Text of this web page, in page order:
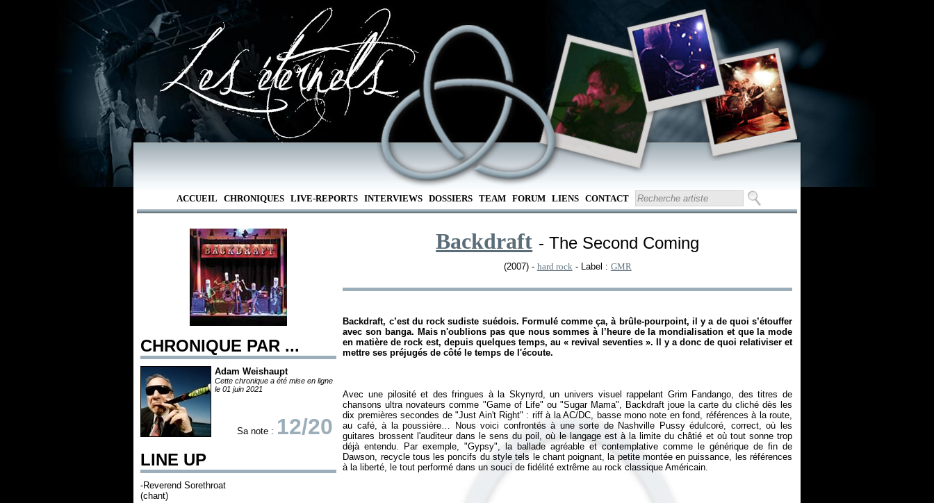
ACCUEIL CHRONIQUES LIVE-REPORTS INTERVIEWS DOSSIERS TEAM FORUM LIENS CONTACT
CHRONIQUE PAR ...
Adam Weishaupt
Cette chronique a été mise en ligne
le 01 juin 2021
Sa note : 12/20
LINE UP
-Reverend Sorethroat
(chant)
Backdraft - The Second Coming
(2007) - hard rock - Label : GMR
Backdraft, c’est du rock sudiste suédois. Formulé comme ça, à brûle-pourpoint, il y a de quoi s’étouffer
avec son banga. Mais n'oublions pas que nous sommes à l’heure de la mondialisation et que la mode
en matière de rock est, depuis quelques temps, au « revival seventies ». Il y a donc de quoi relativiser et
mettre ses préjugés de côté le temps de l'écoute.
Avec une pilosité et des fringues à la Skynyrd, un univers visuel rappelant Grim Fandango, des titres de
chansons ultra novateurs comme "Game of Life" ou "Sugar Mama", Backdraft joue la carte du cliché dès les
dix premières secondes de "Just Ain't Right" : riff à la AC/DC, basse mono note en fond, références à la route,
au café, à la poussière… Nous voici confrontés à une sorte de Nashville Pussy édulcoré, correct, où les
guitares brossent l'auditeur dans le sens du poil, où le langage est à la limite du châtié et où tout sonne trop
déjà entendu. Par exemple, "Gypsy", la ballade agréable et contemplative comme le générique de fin de
Dawson, recycle tous les poncifs du style tels le chant poignant, la petite montée en puissance, les références